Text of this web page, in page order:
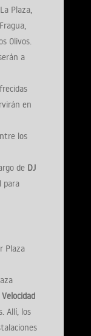
Plaza,
Olivos.
a
en
los
de DJ
para
Plaza
Allí, los